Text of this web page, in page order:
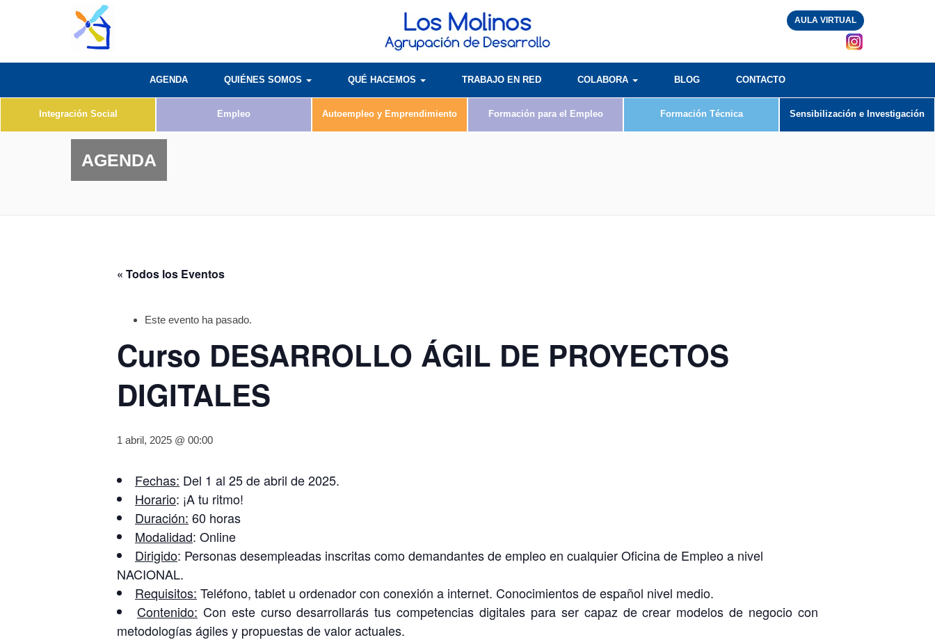
AULA VIRTUAL
AGENDA QUIÉNES SOMOS QUÉ HACEMOS TRABAJO EN RED COLABORA BLOG CONTACTO
Integración Social Empleo Autoempleo y Emprendimiento Formación para el Empleo Formación Técnica Sensibilización e Investigación
AGENDA
« Todos los Eventos
Este evento ha pasado.
Curso DESARROLLO ÁGIL DE PROYECTOS
DIGITALES
1 abril, 2025 @ 00:00
Fechas: Del 1 al 25 de abril de 2025.
Horario: ¡A tu ritmo!
Duración: 60 horas
Modalidad: Online
Dirigido: Personas desempleadas inscritas como demandantes de empleo en cualquier Oficina de Empleo a nivel
NACIONAL.
Requisitos: Teléfono, tablet u ordenador con conexión a internet. Conocimientos de español nivel medio.
Contenido: Con este curso desarrollarás tus competencias digitales para ser capaz de crear modelos de negocio con
metodologías ágiles y propuestas de valor actuales.